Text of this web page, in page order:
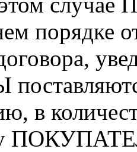
порядке
в